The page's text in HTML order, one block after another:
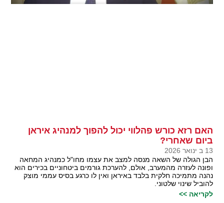
האם רזא כורש פהלווי יכול להפוך למנהיג איראן
ביום שאחרי?
13 ב ינואר 2026
הבן הגולה של השאה מנסה למצב את עצמו מחו"ל כמנהיג המחאה
ופונה לעזרה מהמערב, אולם, להערכת גורמים ביטחוניים בכירים הוא
נהנה מתמיכה חלקית בלבד באיראן ואין לו כרגע בסיס עממי מוצק
להוביל שינוי שלטוני.
לקריאה >>